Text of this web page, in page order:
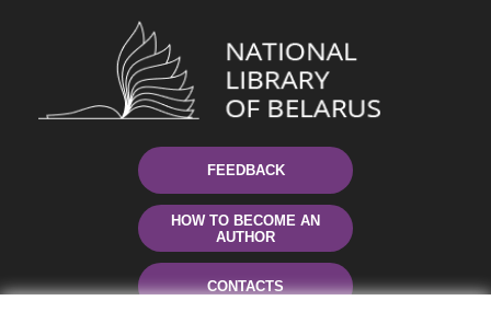
FEEDBACK
HOW TO BECOME AN
AUTHOR
CONTACTS